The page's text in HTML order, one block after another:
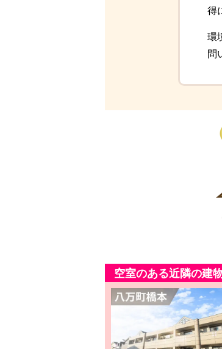
得
環
問
空室のある近隣の建